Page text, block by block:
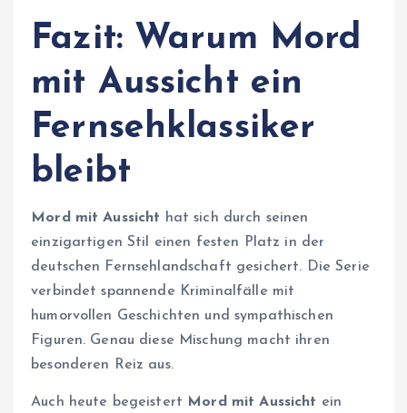
Fazit: Warum Mord
mit Aussicht ein
Fernsehklassiker
bleibt
Mord mit Aussicht hat sich durch seinen
einzigartigen Stil einen festen Platz in der
deutschen Fernsehlandschaft gesichert. Die Serie
verbindet spannende Kriminalfälle mit
humorvollen Geschichten und sympathischen
Figuren. Genau diese Mischung macht ihren
besonderen Reiz aus.
Auch heute begeistert Mord mit Aussicht ein